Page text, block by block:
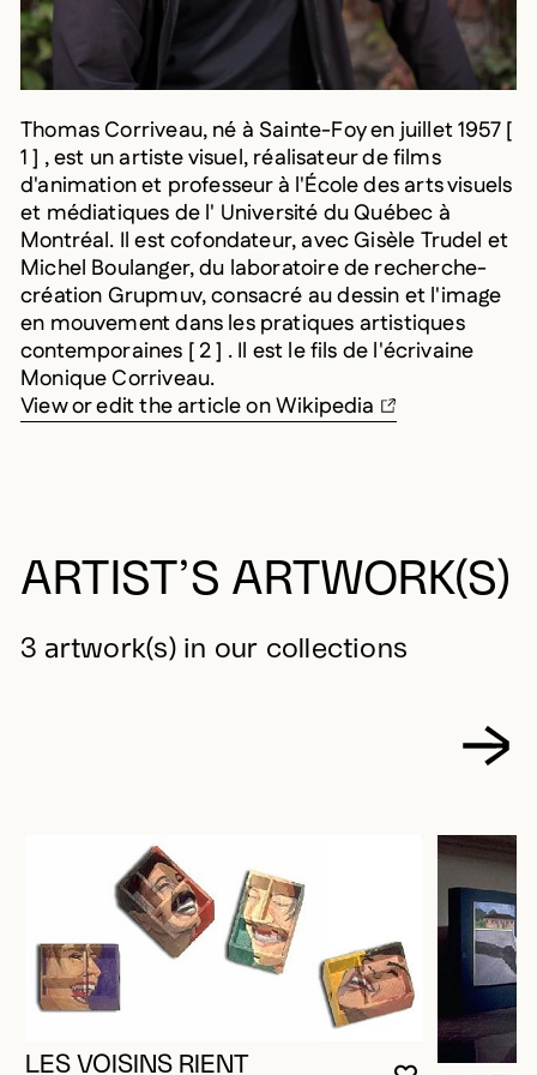
Thomas Corriveau, né à Sainte-Foy en juillet 1957 [
1 ] , est un artiste visuel, réalisateur de films
d'animation et professeur à l'École des arts visuels
et médiatiques de l' Université du Québec à
Montréal. Il est cofondateur, avec Gisèle Trudel et
Michel Boulanger, du laboratoire de recherche-
création Grupmuv, consacré au dessin et l'image
en mouvement dans les pratiques artistiques
contemporaines [ 2 ] . Il est le fils de l'écrivaine
Monique Corriveau.
View or edit the article on Wikipedia
ARTIST’S ARTWORK(S)
3 artwork(s) in our collections
LES VOISINS RIENT